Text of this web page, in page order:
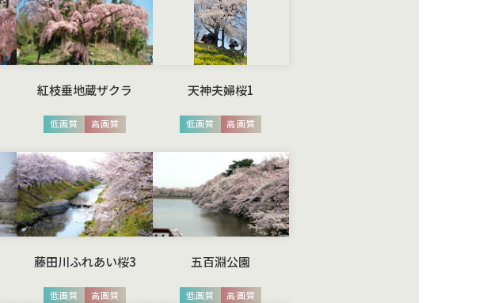
紅枝垂地蔵ザクラ
低画質 高画質
天神夫婦桜1
低画質 高画質
藤田川ふれあい桜3
低画質 高画質
五百淵公園
低画質 高画質